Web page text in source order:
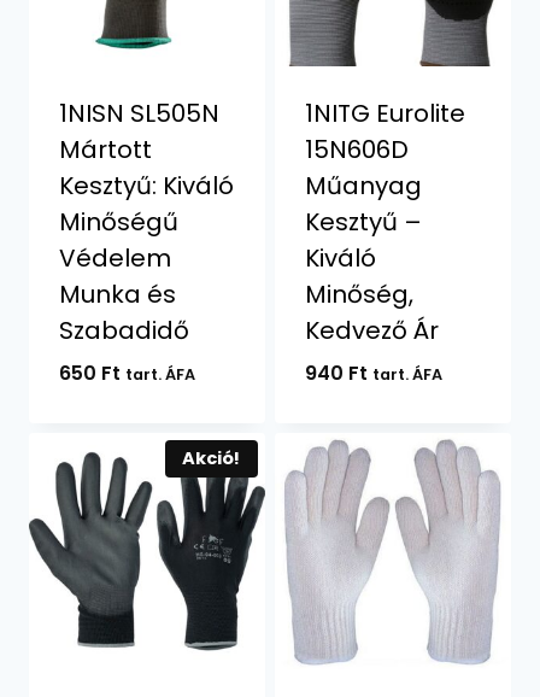
1NISN SL505N
Mártott
Kesztyű: Kiváló
Minőségű
Védelem
Munka és
Szabadidő
650 Ft tart. ÁFA
1NITG Eurolite
15N606D
Műanyag
Kesztyű –
Kiváló
Minőség,
Kedvező Ár
940 Ft tart. ÁFA
Akció!